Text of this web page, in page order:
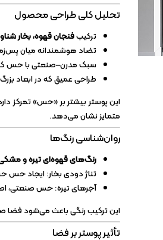
تحلیل کلی طراحی محصول
ترکیبفنجان قهوه، بخار
تضاد هوشمندانه میان
سبک مدرن–صنعتی با حس
طراحی عمیق که در ابعاد
این پوستر بیشتر بر «حس» تمرکز
متمایز نشان می‌دهد.
روان‌شناسی رنگ‌ها
رنگ‌های قهوه‌ای تیره و
تناژ دودی بخار: ایجاد حس
آجرهای تیره: حس صنعتی،
این ترکیب رنگی باعث می‌شود
تأثیر پوستر بر فضا